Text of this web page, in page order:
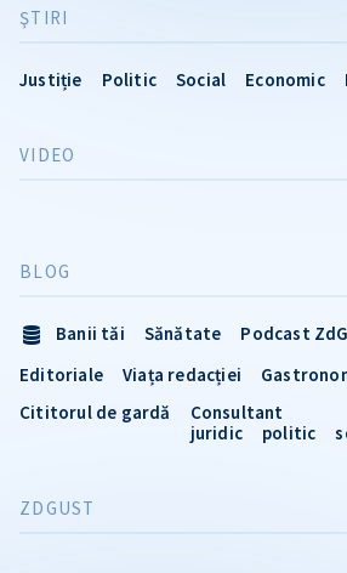
ŞTIRI
Justiție Politic Social Economic
VIDEO
BLOG
Banii tăi Sănătate Podcast ZdG
Editoriale
Viața redacției
Cititorul de gardă
Consultant
juridic
politic
ZDGUST